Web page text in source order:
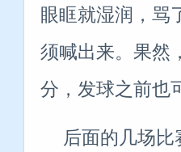
眼眶就湿润，骂
须喊出来。果然
分，发球之前也
后面的几场